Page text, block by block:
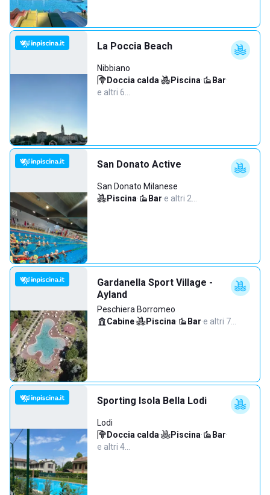
La Poccia Beach
Nibbiano
Doccia calda· Piscina· Bar·
e altri 6…
San Donato Active
San Donato Milanese
Piscina· Bar·e altri 2…
Gardanella Sport Village -
Ayland
Peschiera Borromeo
Cabine· Piscina· Bar·e altri 7…
Sporting Isola Bella Lodi
Lodi
Doccia calda· Piscina· Bar·
e altri 4…